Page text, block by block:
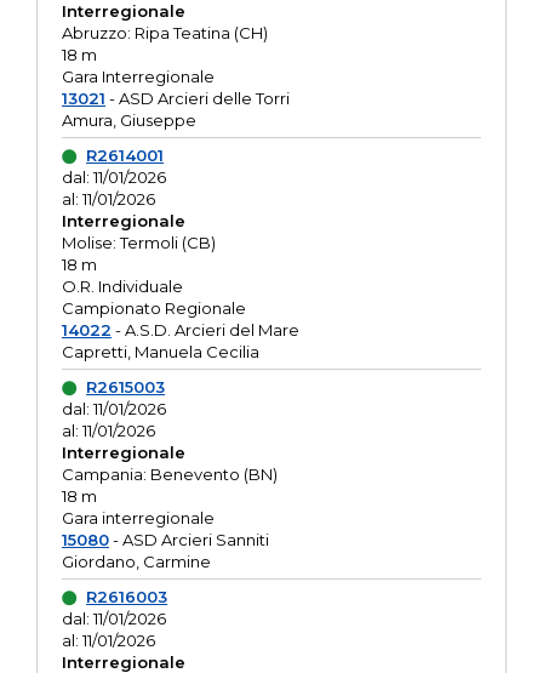
Interregionale
Abruzzo: Ripa Teatina (CH)
18 m
Gara Interregionale
13021 - ASD Arcieri delle Torri
Amura, Giuseppe
R2614001
dal: 11/01/2026
al: 11/01/2026
Interregionale
Molise: Termoli (CB)
18 m
O.R. Individuale
Campionato Regionale
14022 - A.S.D. Arcieri del Mare
Capretti, Manuela Cecilia
R2615003
dal: 11/01/2026
al: 11/01/2026
Interregionale
Campania: Benevento (BN)
18 m
Gara interregionale
15080- ASD Arcieri Sanniti
Giordano, Carmine
R2616003
dal: 11/01/2026
al: 11/01/2026
Interregionale